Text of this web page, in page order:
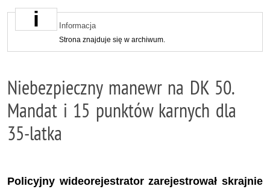
Informacja
Strona znajduje się w archiwum.
Niebezpieczny manewr na DK 50.
Mandat i 15 punktów karnych dla
35-latka
Policyjny wideorejestrator zarejestrował skrajnie